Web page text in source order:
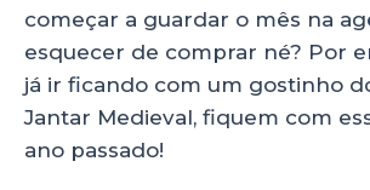
começar a guardar o mês na
esquecer de comprar né? Por
já ir ficando com um gostinho
Jantar Medieval, fiquem com
ano passado!